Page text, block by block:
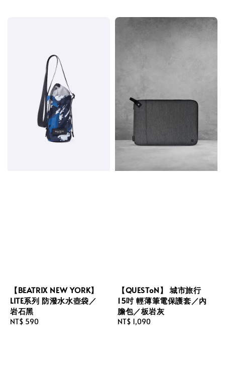
【BEATRIX NEW YORK】
LITE系列 防潑水水壺袋／
岩石黑
Regular
NT$ 590
【QUESToN】 城市旅行
15吋 輕薄筆電保護套／內
膽包／板岩灰
Regular
NT$ 1,090